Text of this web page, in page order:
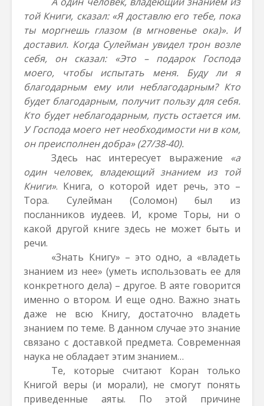
той Книги, сказал: «Я доставлю его тебе, пока
ты моргнешь глазом (в мгновенье ока)». И
доставил. Когда Сулейман увидел трон возле
себя, он сказал: «Это – подарок Господа
моего, чтобы испытать меня. Буду ли я
благодарным ему или неблагодарным? Кто
будет благодарным, получит пользу для себя.
Кто будет неблагодарным, пусть остается им.
У Господа моего нет необходимости ни в ком,
он преисполнен добра» (27/38-40).
Здесь нас интересует выражение «а
один человек, владеющий знанием из той
Книги». Книга, о которой идет речь, это –
Тора. Сулейман (Соломон) был из
посланников иудеев. И, кроме Торы, ни о
какой другой книге здесь не может быть и
речи.
«Знать Книгу» – это одно, а «владеть
знанием из нее» (уметь использовать ее для
конкретного дела) – другое. В аяте говорится
именно о втором. И еще одно. Важно знать
даже не всю Книгу, достаточно владеть
знанием по теме. В данном случае это знание
связано с доставкой предмета. Современная
наука не обладает этим знанием…
Те, которые считают Коран только
Книгой веры (и морали), не смогут понять
приведенные аяты. По этой причине